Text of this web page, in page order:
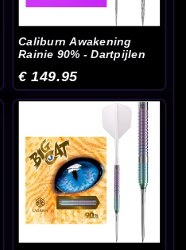
Caliburn Awakening
Rainie 90% - Dartpijlen
€ 149.95